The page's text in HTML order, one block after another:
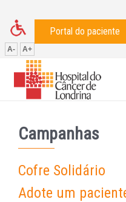
Portal do paciente
A- A+
Campanhas
Cofre Solidário
Adote um